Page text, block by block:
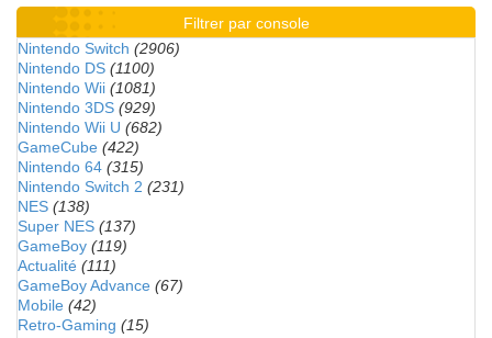
Filtrer par console
Nintendo Switch (2906)
Nintendo DS (1100)
Nintendo Wii (1081)
Nintendo 3DS (929)
Nintendo Wii U (682)
GameCube (422)
Nintendo 64 (315)
Nintendo Switch 2 (231)
NES (138)
Super NES (137)
GameBoy (119)
Actualité (111)
GameBoy Advance (67)
Mobile (42)
Retro-Gaming (15)